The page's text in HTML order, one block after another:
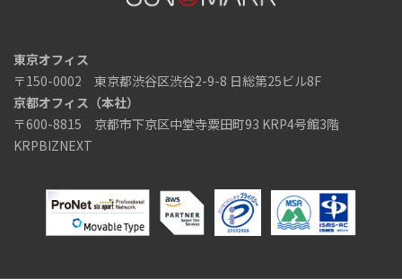
東京オフィス
〒150-0002 東京都渋谷区渋谷2-9-8 日総第25ビル8F
京都オフィス（本社）
〒600-8815 京都市下京区中堂寺粟田町93 KRP4号館3階
KRPBIZNEXT